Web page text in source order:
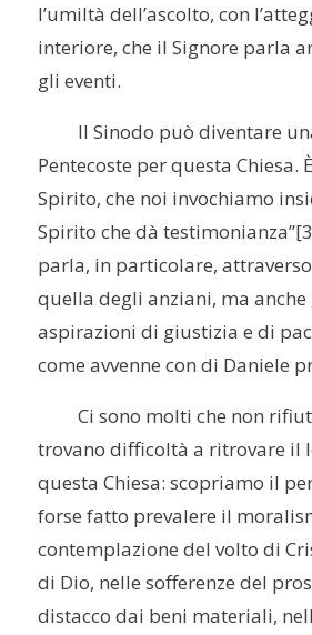
l’umiltà dell’ascolto, con
interiore, che il Signore parla
gli eventi.
Il Sinodo può diventare
Pentecoste per questa Chiesa.
Spirito, che noi invochiamo
Spirito che dà testimonianza”
parla, in particolare,
quella degli anziani, ma anche
aspirazioni di giustizia e di
come avvenne con di Daniele
Ci sono molti che non
trovano difficoltà a ritrovare il
questa Chiesa: scopriamo il
forse fatto prevalere il
contemplazione del volto di
di Dio, nelle sofferenze del
distacco dai beni materiali,